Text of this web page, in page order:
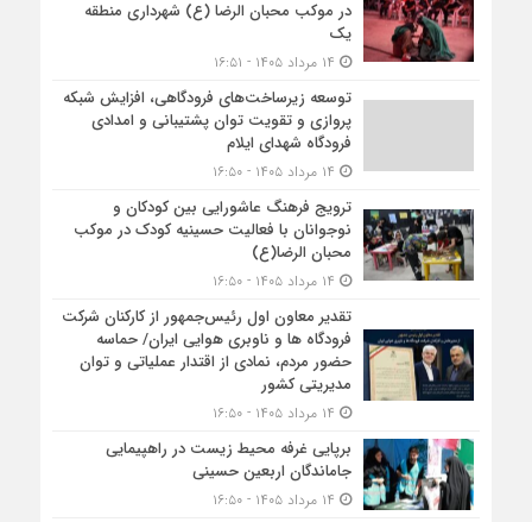
در موکب محبان الرضا (ع) شهرداری منطقه
یک
توسعه زیرساخت‌های فرودگاهی، افزایش شبکه
پروازی و تقویت توان پشتیبانی و امدادی
فرودگاه شهدای ایلام
ترویج فرهنگ عاشورایی بین کودکان و
نوجوانان با فعالیت حسینیه کودک در موکب
محبان الرضا(ع)
تقدیر معاون اول رئیس‌جمهور از کارکنان شرکت
فرودگاه ها و ناوبری هوایی ایران/ حماسه
حضور مردم، نمادی از اقتدار عملیاتی و توان
مدیریتی کشور
برپایی غرفه محیط زیست در راهپیمایی
جاماندگان اربعین حسینی